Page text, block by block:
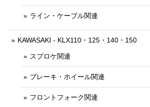
ライン・ケーブル関連
KAWASAKI - KLX110・125・140・150
スプロケ関連
ブレーキ・ホイール関連
フロントフォーク関連